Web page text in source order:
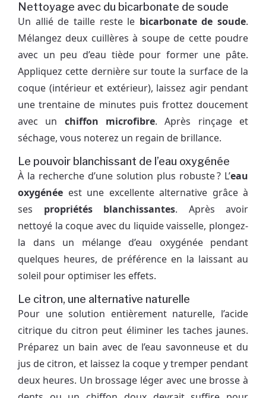
Nettoyage avec du bicarbonate de soude
Un allié de taille reste le bicarbonate de soude.
Mélangez deux cuillères à soupe de cette poudre
avec un peu d’eau tiède pour former une pâte.
Appliquez cette dernière sur toute la surface de la
coque (intérieur et extérieur), laissez agir pendant
une trentaine de minutes puis frottez doucement
avec un chiffon microfibre. Après rinçage et
séchage, vous noterez un regain de brillance.
Le pouvoir blanchissant de l’eau oxygénée
À la recherche d’une solution plus robuste ? L’eau
oxygénée est une excellente alternative grâce à
ses propriétés blanchissantes. Après avoir
nettoyé la coque avec du liquide vaisselle, plongez-
la dans un mélange d’eau oxygénée pendant
quelques heures, de préférence en la laissant au
soleil pour optimiser les effets.
Le citron, une alternative naturelle
Pour une solution entièrement naturelle, l’acide
citrique du citron peut éliminer les taches jaunes.
Préparez un bain avec de l’eau savonneuse et du
jus de citron, et laissez la coque y tremper pendant
deux heures. Un brossage léger avec une brosse à